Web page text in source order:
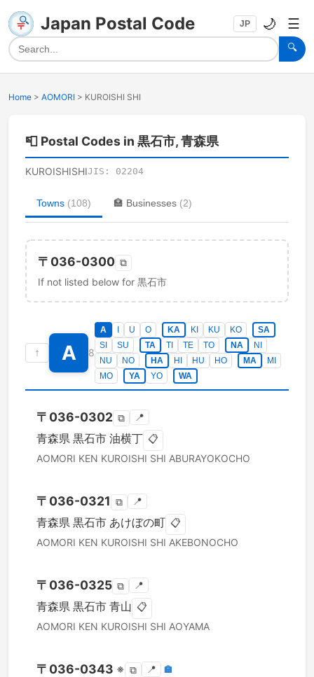
Japan Postal Code
🔍
JP 🌙 ☰
Home > AOMORI > KUROISHI SHI
📮 Postal Codes in 黒石市, 青森県
KUROISHISHIJIS: 02204
Towns (108) 🏣 Businesses (2)
〒 036-0300 ⧉
If not listed below for 黒石市
↑ A 8
A U O KA KI KU KO
SA
SI
SU TA TI TE TO NA
NI
NU
NO HA HI HU HO MA
MI
MO
YA YO WA
〒 036-0302 ⧉ 📍
青森県 黒石市 油横丁 📋
AOMORI KEN KUROISHI SHI ABURAYOKOCHO
〒 036-0321 ⧉ 📍
青森県 黒石市 あけぼの町 📋
AOMORI KEN KUROISHI SHI AKEBONOCHO
〒 036-0325 ⧉ 📍
青森県 黒石市 青山 📋
AOMORI KEN KUROISHI SHI AOYAMA
〒 036-0343 ※ ⧉ 📍 🏣